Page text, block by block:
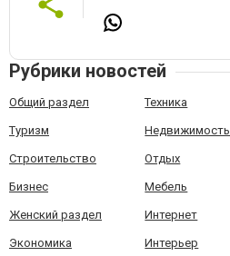
Рубрики новостей
Общий раздел Техника
Туризм Недвижимость
Строительство Отдых
Бизнес Мебель
Женский раздел Интернет
Экономика Интерьер